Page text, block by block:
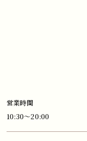
営業時間
10:30～20:00